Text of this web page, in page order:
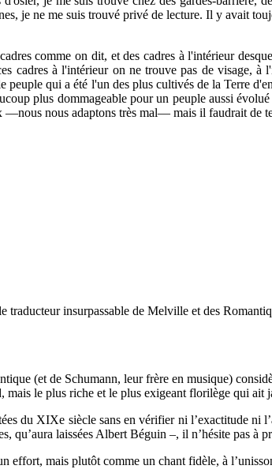
je ne me suis trouvé privé de lecture. Il y avait
comme on dit, et des cadres à l'intérieur
à l'intérieur on ne trouve pas de visage, à
peuple qui a été l'un des plus cultivés de la Terre
plus dommageable pour un peuple aussi
—nous nous adaptons très mal— mais il faudrait de
traducteur insurpassable de Melville et des
(et de Schumann, leur frère en musique)
le plus riche et le plus exigeant florilège qui ait
du XIXe siècle sans en vérifier ni l’exactitude ni
laissées Albert Béguin –, il n’hésite pas à
effort, mais plutôt comme un chant fidèle, à